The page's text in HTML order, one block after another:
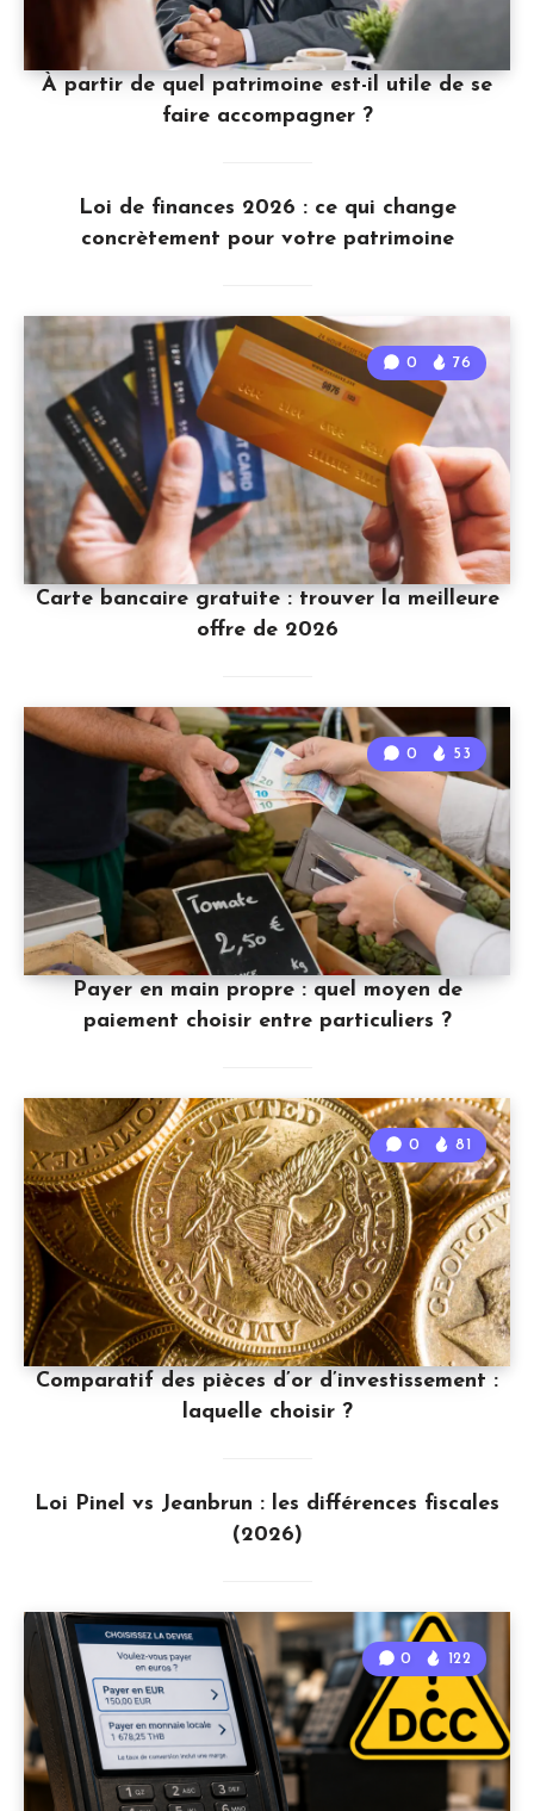
À partir de quel patrimoine est-il utile de se
faire accompagner ?
Loi de finances 2026 : ce qui change
concrètement pour votre patrimoine
Carte bancaire gratuite : trouver la meilleure
offre de 2026
0 76
Payer en main propre : quel moyen de
paiement choisir entre particuliers ?
0 53
Comparatif des pièces d’or d’investissement :
laquelle choisir ?
0 81
Loi Pinel vs Jeanbrun : les différences fiscales
(2026)
0 122